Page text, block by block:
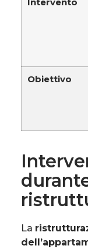
Intervento
Obiettivo
La